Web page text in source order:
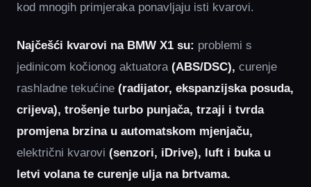
kod mnogih primjeraka ponavljaju isti kvarovi.
Najčešći kvarovi na BMW X1 su: problemi s
jedinicom kočionog aktuatora(ABS/DSC), curenje
rashladne tekućine (radijator, ekspanzijska posuda,
crijeva), trošenje turbo punjača, trzaji i tvrda
promjena brzina u automatskom mjenjaču,
električni kvarovi (senzori, iDrive), luft i buka u
letvi volana te curenje ulja na brtvama.